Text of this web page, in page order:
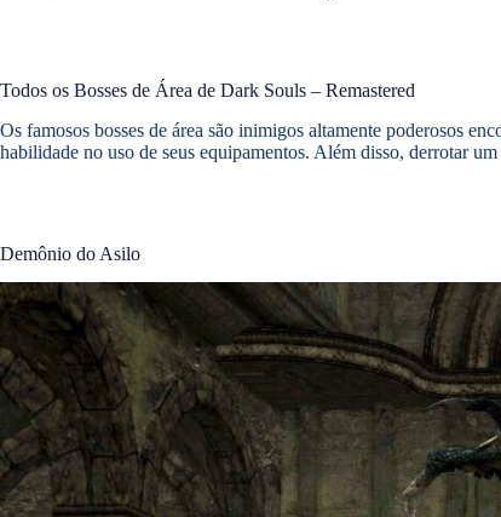
Todos os Bosses de Área de Dark Souls – Remastered
Os famosos bosses de área são inimigos altamente poderosos
habilidade no uso de seus equipamentos. Além disso, derrotar
Demônio do Asilo